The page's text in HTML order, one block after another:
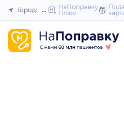
Город: МоскваНаПоправку
Плюс